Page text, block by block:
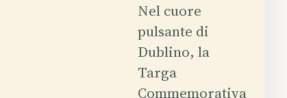
Nel cuore
pulsante di
Dublino, la
Targa
Commemorativa